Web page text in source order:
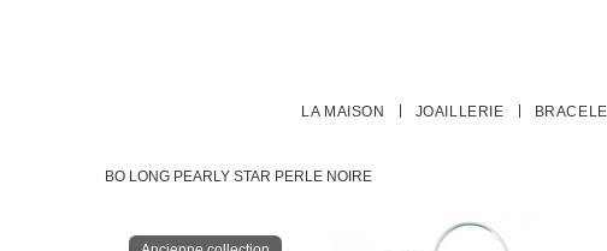
LA MAISON JOAILLERIE
BO LONG PEARLY STAR PERLE NOIRE